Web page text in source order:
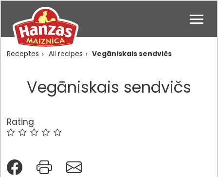
Receptes All recipes Vegāniskais sendvičs
Vegāniskais sendvičs
Rating